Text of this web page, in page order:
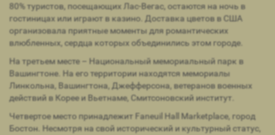
80% туристов, посещающих Лас-Вегас, остаются на ночь в
гостиницах или играют в казино. Доставка цветов в США
организовала приятные моменты для романтических
влюбленных, сердца которых объединились этом городе.
На третьем месте – Национальный мемориальный парк в
Вашингтоне. На его территории находятся мемориалы
Линкольна, Вашингтона, Джефферсона, ветеранов военных
действий в Корее и Вьетнаме, Смитсоновский институт.
Четвертое место принадлежит Faneuil Hall Marketplace, город
Бостон. Несмотря на свой исторический и культурный статус,